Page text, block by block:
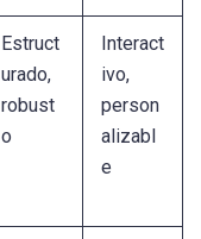
Estruct
urado,
robust
o
Interact
ivo,
person
alizabl
e